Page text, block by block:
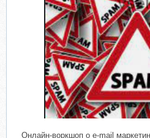
Онлайн-воркшоп о e-mail